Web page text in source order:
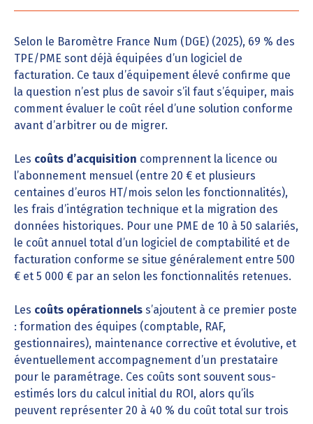
Selon le Baromètre France Num (DGE) (2025), 69 % des
TPE/PME sont déjà équipées d’un logiciel de
facturation. Ce taux d’équipement élevé confirme que
la question n’est plus de savoir s’il faut s’équiper, mais
comment évaluer le coût réel d’une solution conforme
avant d’arbitrer ou de migrer.
Les coûts d’acquisition comprennent la licence ou
l’abonnement mensuel (entre 20 € et plusieurs
centaines d’euros HT/mois selon les fonctionnalités),
les frais d’intégration technique et la migration des
données historiques. Pour une PME de 10 à 50 salariés,
le coût annuel total d’un logiciel de comptabilité et de
facturation conforme se situe généralement entre 500
€ et 5 000 € par an selon les fonctionnalités retenues.
Les coûts opérationnels s’ajoutent à ce premier poste
: formation des équipes (comptable, RAF,
gestionnaires), maintenance corrective et évolutive, et
éventuellement accompagnement d’un prestataire
pour le paramétrage. Ces coûts sont souvent sous-
estimés lors du calcul initial du ROI, alors qu’ils
peuvent représenter 20 à 40 % du coût total sur trois